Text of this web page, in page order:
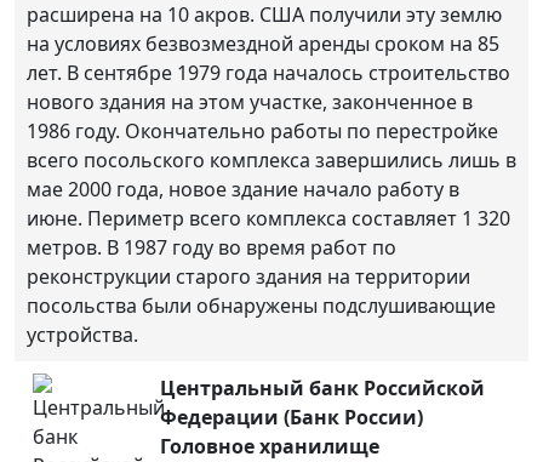
расширена на 10 акров. США получили эту землю
на условиях безвозмездной аренды сроком на 85
лет. В сентябре 1979 года началось строительство
нового здания на этом участке, законченное в
1986 году. Окончательно работы по перестройке
всего посольского комплекса завершились лишь в
мае 2000 года, новое здание начало работу в
июне. Периметр всего комплекса составляет 1 320
метров. В 1987 году во время работ по
реконструкции старого здания на территории
посольства были обнаружены подслушивающие
устройства.
Центральный банк Российской
Федерации (Банк России)
Головное хранилище